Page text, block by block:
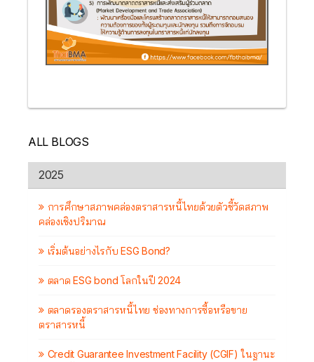
ALL BLOGS
2025
การศึกษาสภาพคล่องตราสารหนี้ไทยด้วยตัวชี้วัดสภาพ
คล่องเชิงปริมาณ
เริ่มต้นอย่างไรกับ ESG Bond?
ตลาด ESG bond โลกในปี 2024
ตลาดรองตราสารหนี้ไทย ช่องทางการซื้อหรือขาย
ตราสารหนี้
Credit Guarantee Investment Facility (CGIF) ในฐานะ